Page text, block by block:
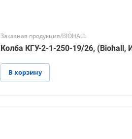
Заказная продукция/BIOHALL
Колба КГУ-2-1-250-19/26, (Biohall,
В корзину